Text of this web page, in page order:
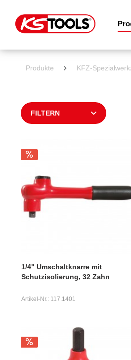
Produkte KFZ-
FILTERN
1/4" Umschaltknarre mit
Schutzisolierung, 32 Zahn
Artikel-Nr.: 117.1401